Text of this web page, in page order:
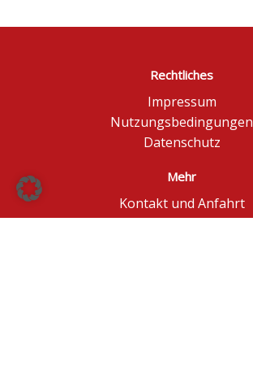
Rechtliches
Impressum
Nutzungsbedingungen
Datenschutz
Mehr
Kontakt und Anfahrt
Börse Düsseldorf